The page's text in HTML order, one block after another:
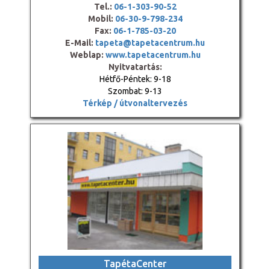
Tel.: 06-1-303-90-52
Mobil: 06-30-9-798-234
Fax: 06-1-785-03-20
E-Mail: tapeta@tapetacentrum.hu
Weblap: www.tapetacentrum.hu
Nyitvatartás:
Hétfő-Péntek: 9-18
Szombat: 9-13
Térkép / útvonaltervezés
TapétaCenter